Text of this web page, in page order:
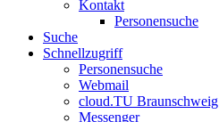
Kontakt
Personensuche
Suche
Schnellzugriff
Personensuche
Webmail
cloud.TU Braunschweig
Messenger